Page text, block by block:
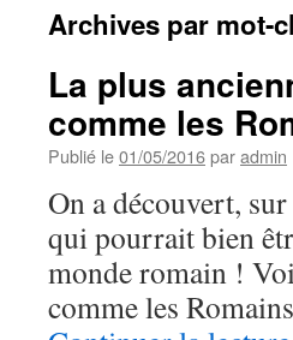
Archives par mot-
La plus
comme les
Publié le01/05/2016paradmin
On a découvert,
qui pourrait bien
monde romain !
comme les